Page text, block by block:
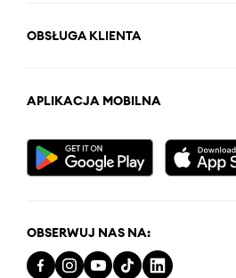
OBSŁUGA KLIENTA
APLIKACJA MOBILNA
OBSERWUJ NAS NA: